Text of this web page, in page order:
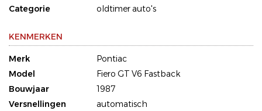
Categorie
oldtimer auto's
KENMERKEN
Merk
Pontiac
Model
Fiero GT V6 Fastback
Bouwjaar
1987
Versnellingen
automatisch